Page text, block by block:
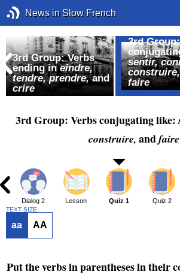
News in Slow French
3rd Group: Verbs
ending ineindre,
tendre, prendre,and
crire
3rd
sentir,
construire,
faire
3rd Group: Verbs conjugating like:
construire, andfaire
Dialog 2 Lesson Quiz 1 Quiz 2
TEXT SIZE
aa AA
Put the verbs in parentheses in their